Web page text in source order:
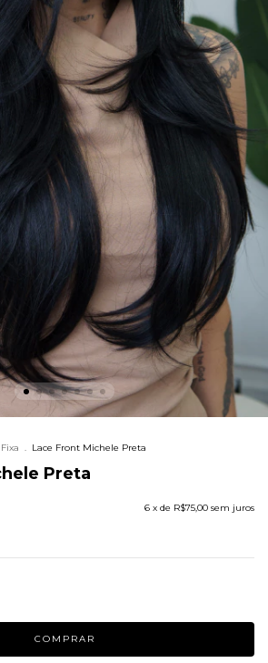
Lace Front Michele Preta
Preta
6 x de R$75,00 sem juros